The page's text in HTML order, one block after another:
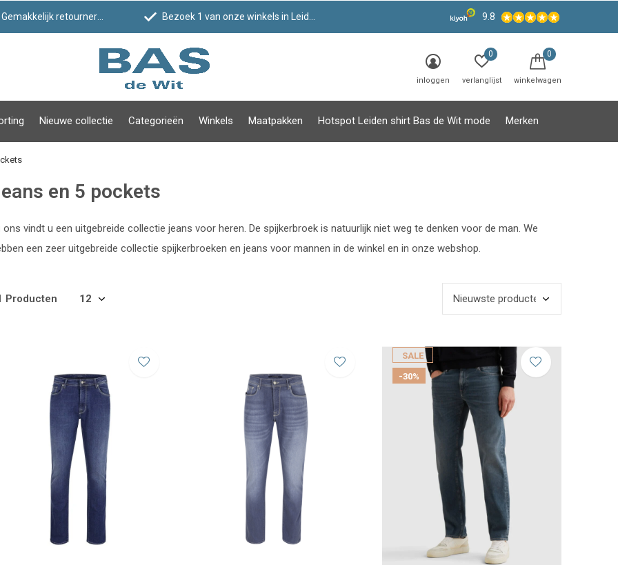
Nieuwe collectie Categorieën Winkels Maatpakken Hotspot Leiden shirt Bas de Wit mode Merken
inloggen verlanglijst
0
winkelwagen
0
Gemakkelijk retourneren Bezoek 1 van onze winkels in Leiden! 9.8
en 5 pockets
ons vindt u een uitgebreide collectie jeans voor heren. De spijkerbroek is natuurlijk niet weg te denken voor de man. We
een zeer uitgebreide collectie spijkerbroeken en jeans voor mannen in de winkel en in onze webshop.
Producten
SALE
-30%